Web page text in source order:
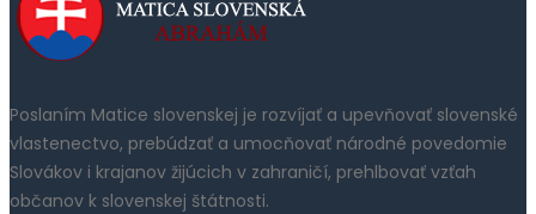
Poslaním Matice slovenskej je rozvíjať a upevňovať slovenské
vlastenectvo, prebúdzať a umocňovať národné povedomie
Slovákov i krajanov žijúcich v zahraničí, prehlbovať vzťah
občanov k slovenskej štátnosti.